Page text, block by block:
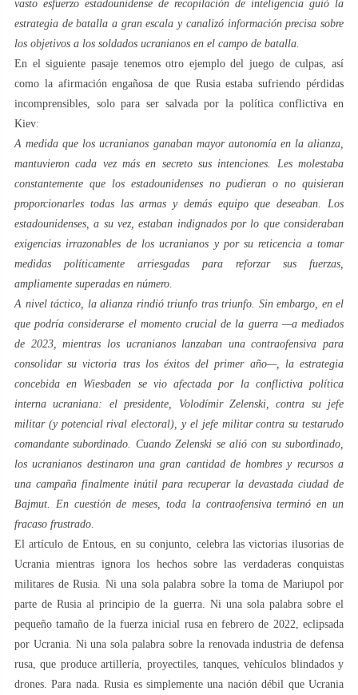
vasto esfuerzo estadounidense de recopilación de inteligencia guió la
estrategia de batalla a gran escala y canalizó información precisa sobre
los objetivos a los soldados ucranianos en el campo de batalla.
En el siguiente pasaje tenemos otro ejemplo del juego de culpas, así
como la afirmación engañosa de que Rusia estaba sufriendo pérdidas
incomprensibles, solo para ser salvada por la política conflictiva en
Kiev:
A medida que los ucranianos ganaban mayor autonomía en la alianza,
mantuvieron cada vez más en secreto sus intenciones. Les molestaba
constantemente que los estadounidenses no pudieran o no quisieran
proporcionarles todas las armas y demás equipo que deseaban. Los
estadounidenses, a su vez, estaban indignados por lo que consideraban
exigencias irrazonables de los ucranianos y por su reticencia a tomar
medidas políticamente arriesgadas para reforzar sus fuerzas,
ampliamente superadas en número.
A nivel táctico, la alianza rindió triunfo tras triunfo. Sin embargo, en el
que podría considerarse el momento crucial de la guerra —a mediados
de 2023, mientras los ucranianos lanzaban una contraofensiva para
consolidar su victoria tras los éxitos del primer año—, la estrategia
concebida en Wiesbaden se vio afectada por la conflictiva política
interna ucraniana: el presidente, Volodímir Zelenski, contra su jefe
militar (y potencial rival electoral), y el jefe militar contra su testarudo
comandante subordinado. Cuando Zelenski se alió con su subordinado,
los ucranianos destinaron una gran cantidad de hombres y recursos a
una campaña finalmente inútil para recuperar la devastada ciudad de
Bajmut. En cuestión de meses, toda la contraofensiva terminó en un
fracaso frustrado.
El artículo de Entous, en su conjunto, celebra las victorias ilusorias de
Ucrania mientras ignora los hechos sobre las verdaderas conquistas
militares de Rusia. Ni una sola palabra sobre la toma de Mariupol por
parte de Rusia al principio de la guerra. Ni una sola palabra sobre el
pequeño tamaño de la fuerza inicial rusa en febrero de 2022, eclipsada
por Ucrania. Ni una sola palabra sobre la renovada industria de defensa
rusa, que produce artillería, proyectiles, tanques, vehículos blindados y
drones. Para nada. Rusia es simplemente una nación débil que Ucrania